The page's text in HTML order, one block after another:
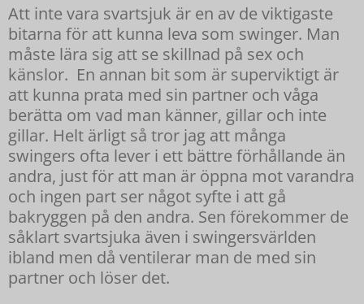
Att inte vara svartsjuk är en av de viktigaste
bitarna för att kunna leva som swinger. Man
måste lära sig att se skillnad på sex och
känslor. En annan bit som är superviktigt är
att kunna prata med sin partner och våga
berätta om vad man känner, gillar och inte
gillar. Helt ärligt så tror jag att många
swingers ofta lever i ett bättre förhållande än
andra, just för att man är öppna mot varandra
och ingen part ser något syfte i att gå
bakryggen på den andra. Sen förekommer de
såklart svartsjuka även i swingersvärlden
ibland men då ventilerar man de med sin
partner och löser det.